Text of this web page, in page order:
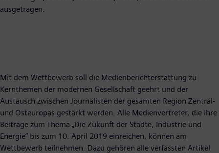
ausgetragen.
Mit dem Wettbewerb soll die Medienberichterstattung zu
Kernthemen der modernen Gesellschaft geehrt und der
Austausch zwischen Journalisten der gesamten Region Zentral-
und Osteuropas gestärkt werden. Alle Medienvertreter, die ihre
Beiträge zum Thema „Die Zukunft der Städte, Industrie und
Energie“ bis zum 10. April 2019 einreichen, können am
Wettbewerb teilnehmen. Dazu gehören alle verfassten Artikel